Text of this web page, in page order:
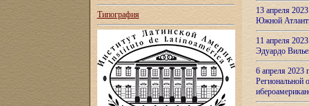
Типография
13 апреля
Южной
11 апреля
Эдуардо
6 апреля
Региональной